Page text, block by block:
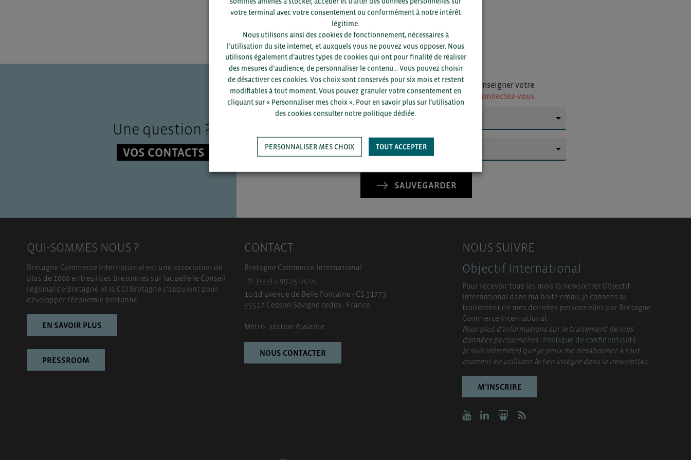
Une question ?
VOS CONTACTS
Pour voir les contacts, merci de renseigner votre
département et votre secteur
ou connectez-vous.
SAUVEGARDER
QUI-SOMMES NOUS ?
Bretagne Commerce International est une association de
plus de 1000 entreprises bretonnes sur laquelle le Conseil
régional de Bretagne et la CCI Bretagne s’appuient pour
développer l’économie bretonne.
EN SAVOIR PLUS
PRESSROOM
CONTACT
Bretagne Commerce International
Tél. (+33) 2 99 25 04 04
1c-1d avenue de Belle Fontaine - CS 31773
35517 Cesson-Sévigné cedex - France
Métro : station Atalante
NOUS CONTACTER
NOUS SUIVRE
Objectif International
Pour recevoir tous les mois la newsletter Objectif
International dans ma boite email, je consens au
traitement de mes données personnelles par Bretagne
Commerce International.
Pour plus d’informations sur le traitement de mes
données personnelles :Politique de confidentialité
Je suis informé(e) que je peux me désabonner à tout
moment en utilisant le lien intégré dans la newsletter.
M’INSCRIRE
votre terminal avec votre consentement ou conformément à notre intérêt
légitime.
Nous utilisons ainsi des cookies de fonctionnement, nécessaires à
l’utilisation du site internet, et auxquels vous ne pouvez vous opposer. Nous
utilisons également d’autres types de cookies qui ont pour finalité de réaliser
des mesures d’audience, de personnaliser le contenu... Vous pouvez choisir
de désactiver ces cookies. Vos choix sont conservés pour six mois et restent
modifiables à tout moment. Vous pouvez granuler votre consentement en
cliquant sur « Personnaliser mes choix ». Pour en savoir plus sur l’utilisation
des cookies consulter notre politique dédiée.
PERSONNALISER MES CHOIX TOUT ACCEPTER